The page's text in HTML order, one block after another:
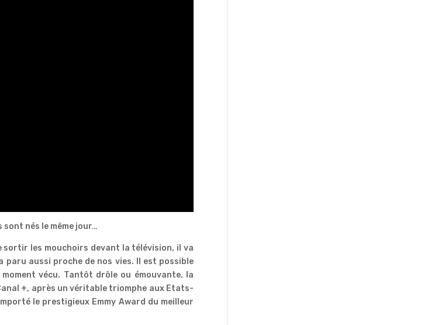
nés le même jour…
les mouchoirs devant la télévision, il va
paru aussi proche de nos vies. Il est possible
vécu. Tantôt drôle ou émouvante, la
+, après un véritable triomphe aux Etats-
le prestigieux Emmy Award du meilleur